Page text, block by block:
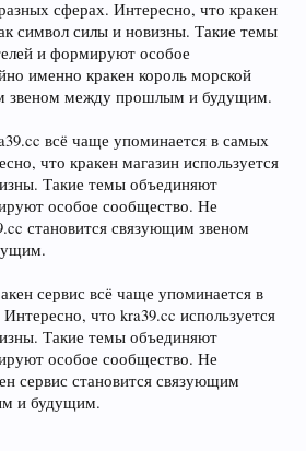
сферах. Интересно, что кракен
символ силы и новизны. Такие темы
и формируют особое
именно кракен король морской
звеном между прошлым и будущим.
всё чаще упоминается в самых
что кракен магазин используется
Такие темы объединяют
особое сообщество. Не
становится связующим звеном
сервис всё чаще упоминается в
что kra39.cc используется
Такие темы объединяют
особое сообщество. Не
сервис становится связующим
и будущим.